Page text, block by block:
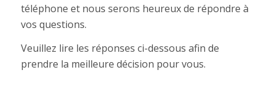
téléphone et nous serons heureux de répondre à
vos questions.
Veuillez lire les réponses ci-dessous afin de
prendre la meilleure décision pour vous.